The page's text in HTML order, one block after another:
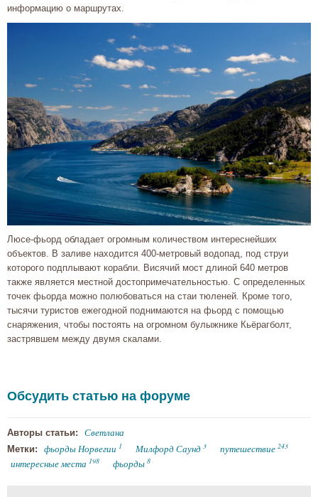
информацию о маршрутах.
Люсе-фьорд обладает огромным количеством интереснейших
объектов. В заливе находится 400-метровый водопад, под струи
которого подплывают корабли. Висячий мост длиной 640 метров
также является местной достопримечательностью. С определенных
точек фьорда можно полюбоваться на стаи тюленей. Кроме того,
тысячи туристов ежегодной поднимаются на фьорд с помощью
снаряжения, чтобы постоять на огромном булыжнике Кьёрагболт,
застрявшем между двумя скалами.
Обсудить статью на форуме
Авторы статьи: Светлана
Метки: фьорды Норвегии 1 Милфорд Саунд 3 путешествие 243
интересные места 198 фьорды 8